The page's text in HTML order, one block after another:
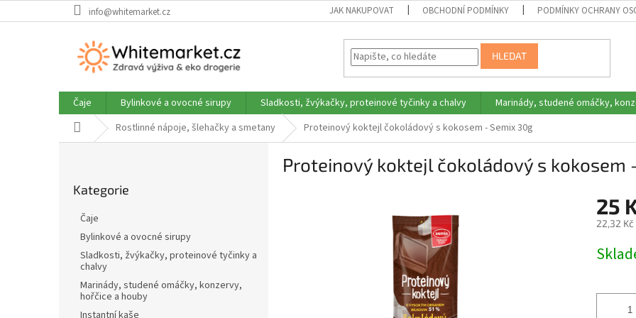
na
info@whitemarket.cz JAK NAKUPOVAT OBCHODNÍ PODMÍNKY PODMÍNKY OCHRANY
HLEDAT
Čaje Bylinkové a ovocné sirupy Sladkosti, žvýkačky, proteinové tyčinky a chalvy Marinády, studené omáčky,
Domů Rostlinné nápoje, šlehačky a smetany Proteinový koktejl čokoládový s kokosem - Semix 30g
kategorie
Kategorie
Čaje
Bylinkové a ovocné sirupy
Sladkosti, žvýkačky, proteinové tyčinky a
chalvy
Marinády, studené omáčky, konzervy,
hořčice a houby
Instantní kaše
Proteinový koktejl čokoládový s kokosem
25
22,32 Kč
cena: